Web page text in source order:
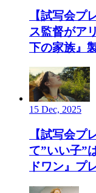
【試写会プ
ス監督がア
下の家族』
15 Dec, 2025
【試写会プ
て”いい子”
ドワン』プ